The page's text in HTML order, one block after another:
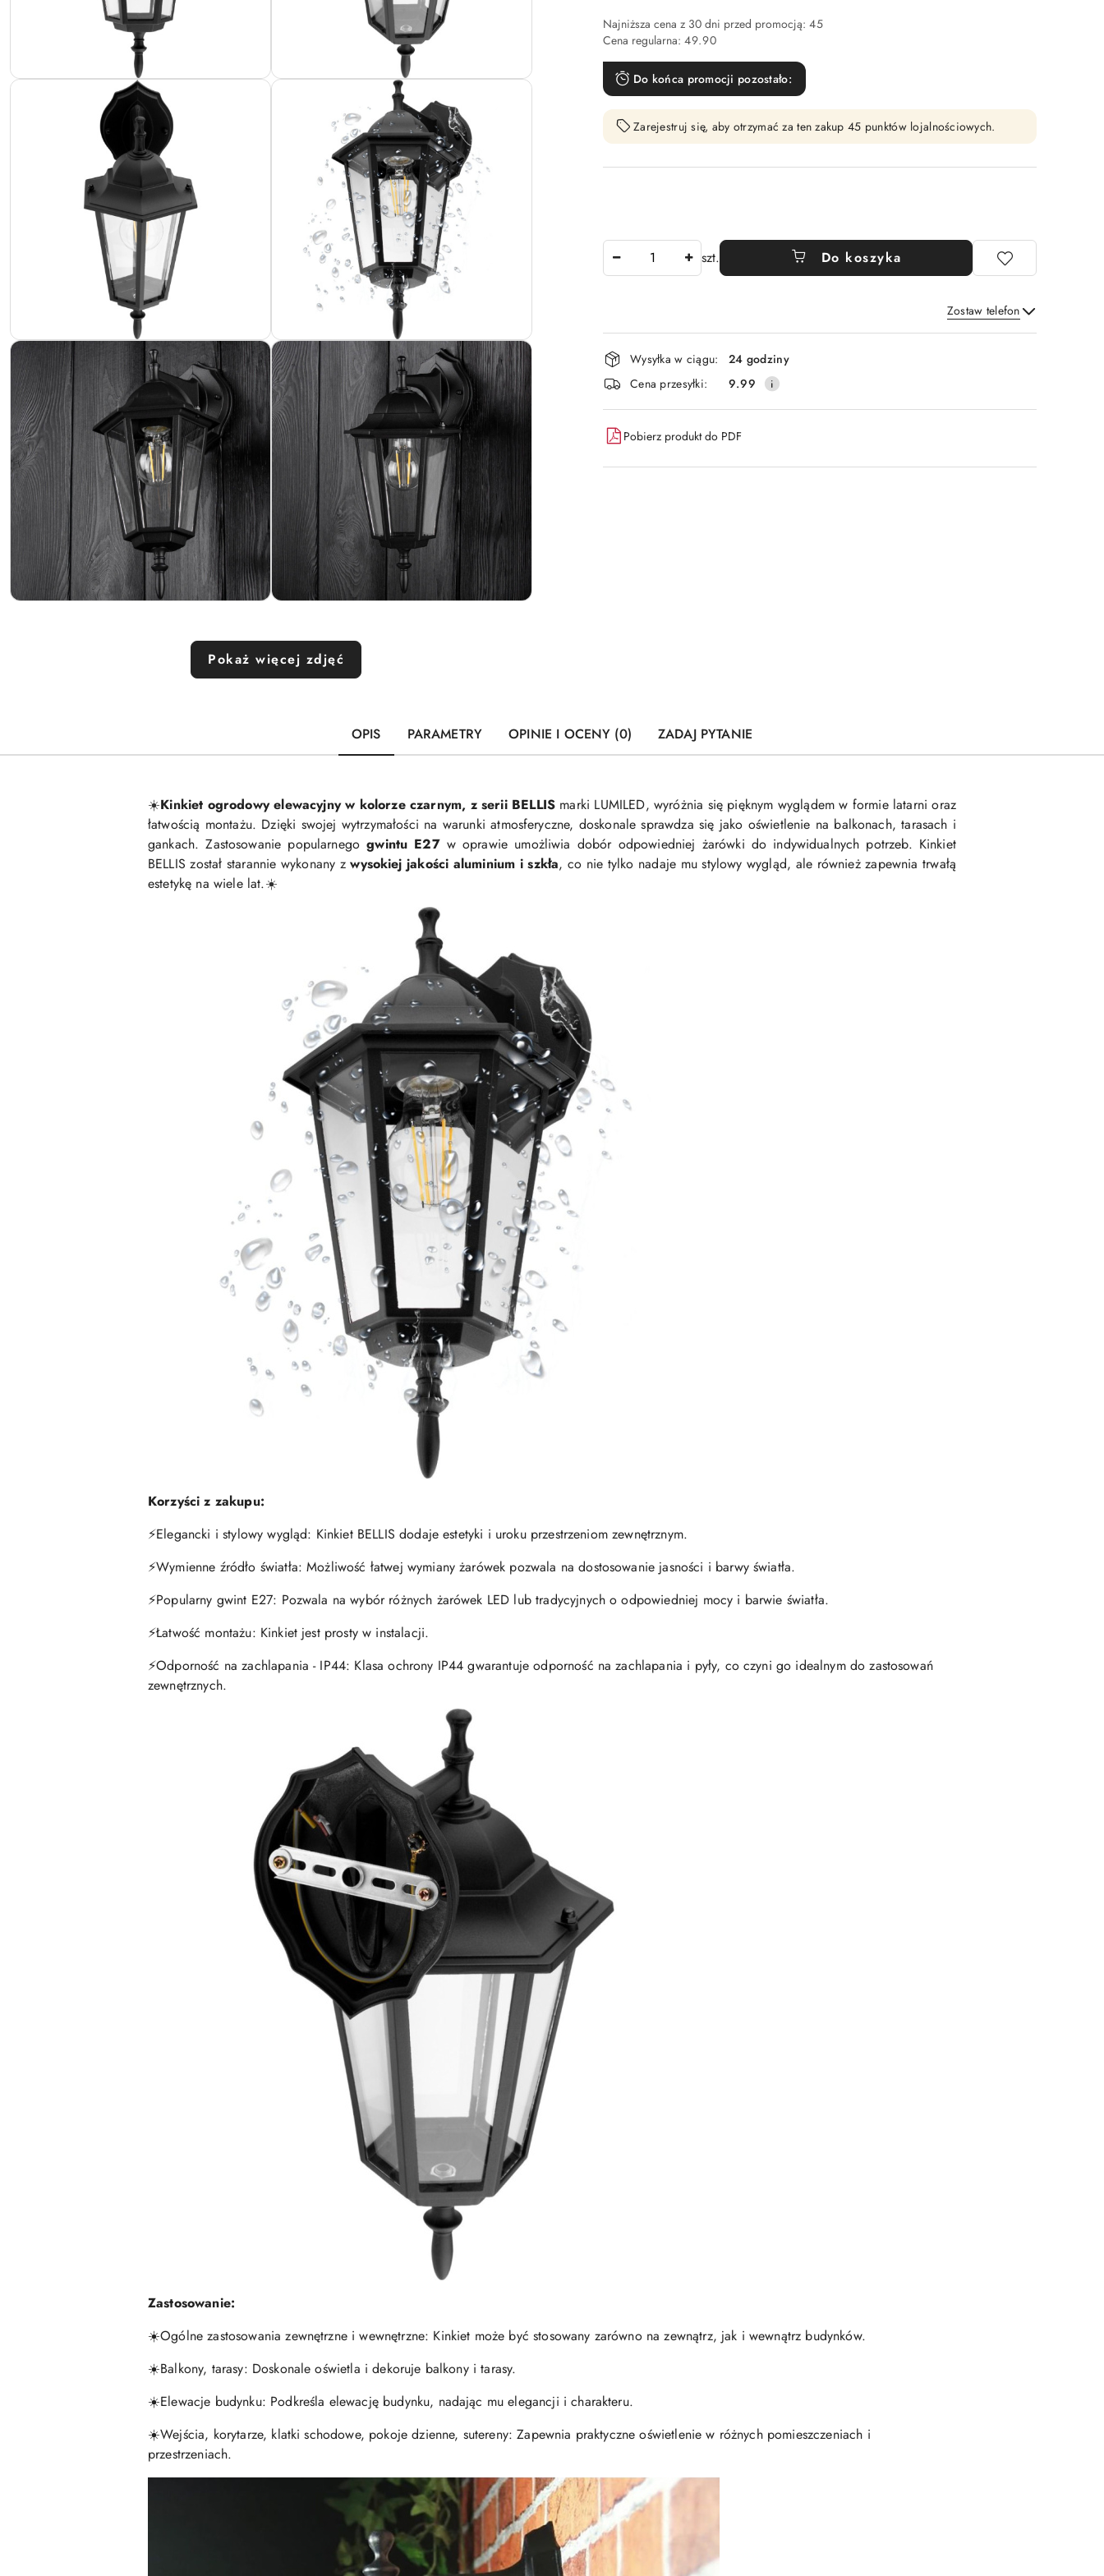
Pokaż więcej zdjęć
Najniższa cena z 30 dni przed promocją: 45
Cena regularna: 49.90
Do końca promocji pozostało:
Zarejestruj się, aby otrzymać za ten zakup 45 punktów lojalnościowych.
szt. Do koszyka
Zostaw telefon
Wyślij
Dostępność
i
dostawa
Wysyłka w ciągu:
24 godziny
Cena przesyłki:
9.99
Pobierz produkt do PDF
OPIS PARAMETRY OPINIE I OCENY (0) ZADAJ PYTANIE
☀️Kinkiet ogrodowy elewacyjny w kolorze czarnym, z serii BELLIS marki LUMILED, wyróżnia się pięknym wyglądem w formie latarni oraz
łatwością montażu. Dzięki swojej wytrzymałości na warunki atmosferyczne, doskonale sprawdza się jako oświetlenie na balkonach, tarasach i
gankach. Zastosowanie popularnegogwintu E27w oprawie umożliwia dobór odpowiedniej żarówki do indywidualnych potrzeb. Kinkiet
BELLIS został starannie wykonany zwysokiej jakości aluminium i szkła, co nie tylko nadaje mu stylowy wygląd, ale również zapewnia trwałą
estetykę na wiele lat.☀️
Korzyści z zakupu:
⚡️Elegancki i stylowy wygląd: Kinkiet BELLIS dodaje estetyki i uroku przestrzeniom zewnętrznym.
⚡️Wymienne źródło światła: Możliwość łatwej wymiany żarówek pozwala na dostosowanie jasności i barwy światła.
⚡️Popularny gwint E27: Pozwala na wybór różnych żarówek LED lub tradycyjnych o odpowiedniej mocy i barwie światła.
⚡️Łatwość montażu: Kinkiet jest prosty w instalacji.
⚡️Odporność na zachlapania - IP44: Klasa ochrony IP44 gwarantuje odporność na zachlapania i pyły, co czyni go idealnym do zastosowań
zewnętrznych.
Zastosowanie:
☀️Ogólne zastosowania zewnętrzne i wewnętrzne: Kinkiet może być stosowany zarówno na zewnątrz, jak i wewnątrz budynków.
☀️Balkony, tarasy: Doskonale oświetla i dekoruje balkony i tarasy.
☀️Elewacje budynku: Podkreśla elewację budynku, nadając mu elegancji i charakteru.
☀️Wejścia, korytarze, klatki schodowe, pokoje dzienne, sutereny: Zapewnia praktyczne oświetlenie w różnych pomieszczeniach i
przestrzeniach.